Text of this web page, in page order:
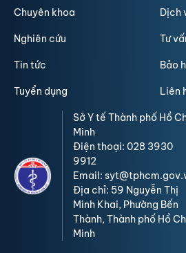
Chuyên khoa Dịch
Nghiên cứu Tư
Tin tức Bảo
Tuyển dụng Liên
Sở Y tế Thành phố Hồ
Minh
Điện thoại: 028 3930
9912
Email:
Địa chỉ: 59 Nguyễn Thị
Minh Khai, Phường Bến
Thành, Thành phố Hồ
Minh